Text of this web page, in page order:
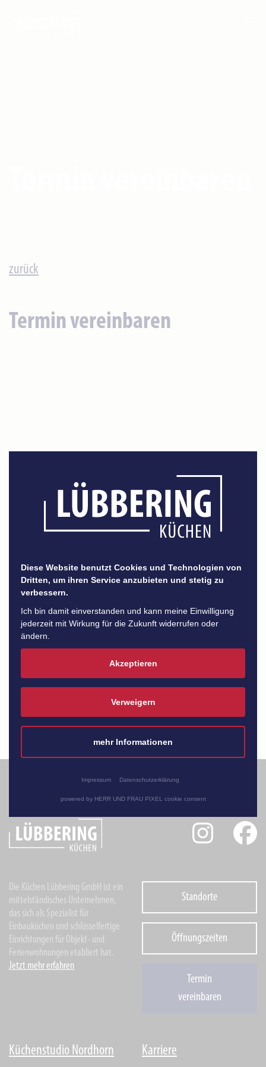
zurück
Termin vereinbaren
Die Küchen Lübbering GmbH ist ein
mittelständisches Unternehmen,
das sich als Spezialist für
Einbauküchen und schlüsselfertige
Einrichtungen für Objekt- und
Ferienwohnungen etabliert hat.
Jetzt mehr erfahren
Standorte
Öffnungszeiten
Termin
vereinbaren
Küchenstudio Nordhorn Karriere
Diese Website benutzt Cookies und Technologien von
Dritten, um ihren Service anzubieten und stetig zu
verbessern.
Ich bin damit einverstanden und kann meine Einwilligung
jederzeit mit Wirkung für die Zukunft widerrufen oder
ändern.
Akzeptieren
Verweigern
mehr Informationen
Impressum Datenschutzerklärung
powered by HERR UND FRAU PIXEL cookie consent